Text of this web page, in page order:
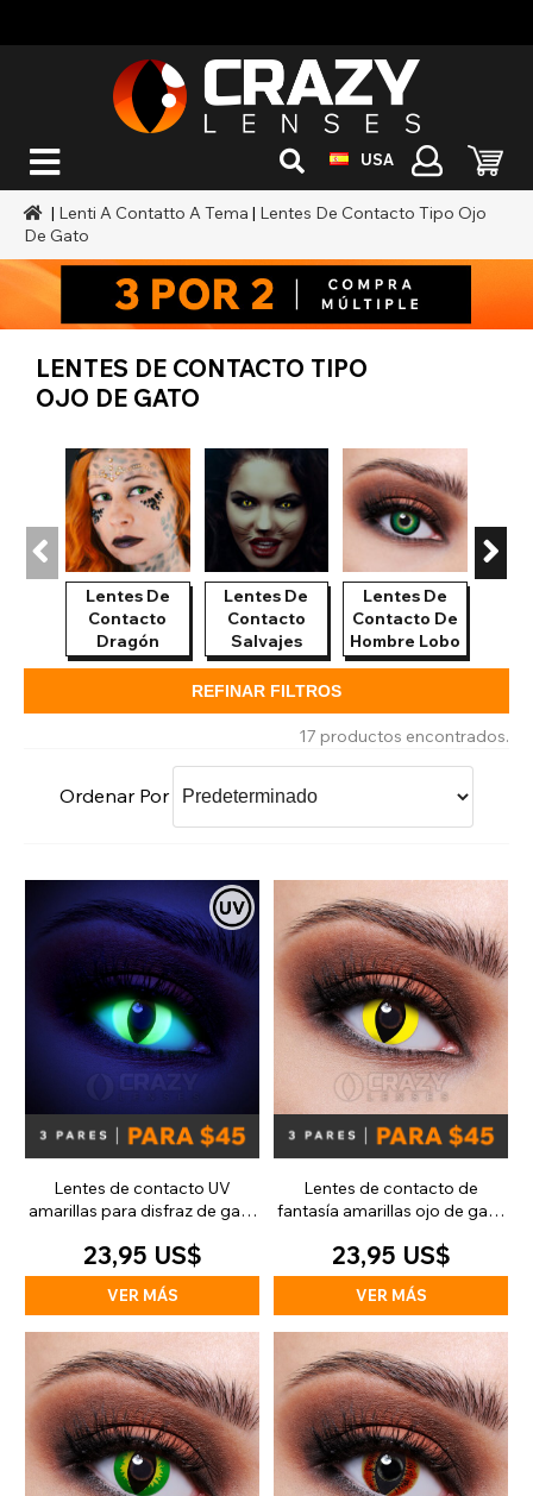
USA
| Lenti A Contatto A Tema | Lentes De Contacto Tipo Ojo
De Gato
LENTES DE CONTACTO TIPO
OJO DE GATO
Lentes De
Contacto
Dragón
Lentes De
Contacto
Salvajes
Lentes De
Contacto De
Hombre Lobo
REFINAR FILTROS
17 productos encontrados.
Ordenar Por
Lentes de contacto UV
amarillas para disfraz de gato
23,95 US$
VER MÁS
Lentes de contacto de
fantasía amarillas ojo de gato
23,95 US$
VER MÁS